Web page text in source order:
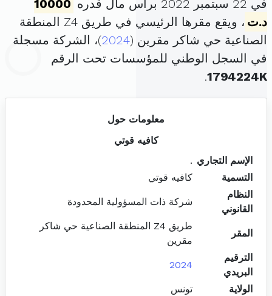
في 22 سبتمبر 2022 برأس مال قدره
10000
د.ت
، ويقع مقرها الرئيسي في طريق Z4 المنطقة
الصناعية حي شاكر مقرين (2024)، الشركة مسجلة
في السجل الوطني للمؤسسات تحت الرقم
1794224K
.
معلومات حول
كافيه قوتي
الإسم التجاري .
التسمية
كافيه قوتي
النظام
القانوني
شركة ذات المسؤولية المحدودة
المقر
طريق Z4 المنطقة الصناعية حي شاكر
مقرين
الترقيم
البريدي
2024
الولاية تونس